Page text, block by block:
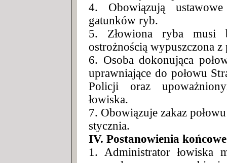
4. Obowiązują
gatunków ryb.
5. Złowiona ryba musi
ostrożnością wypuszczona
6. Osoba dokonująca
uprawniające do połowu
Policji oraz
łowiska.
7. Obowiązuje zakaz
stycznia.
IV. Postanowienia
1. Administrator łowiska